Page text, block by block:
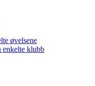
øvelsene
enkelte klubb